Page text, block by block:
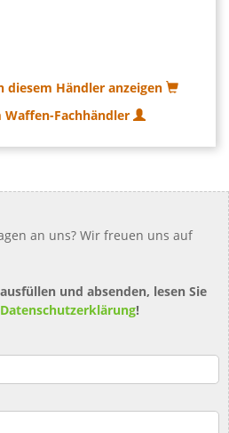
diesem Händler anzeigen
Fachhändler
an uns? Wir freuen uns auf
und absenden, lesen Sie
Datenschutzerklärung!